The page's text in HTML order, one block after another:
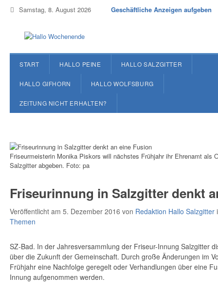
Samstag, 8. August 2026 Geschäftliche Anzeigen aufgeben
START HALLO PEINE HALLO SALZGITTER
HALLO GIFHORN HALLO WOLFSBURG
ZEITUNG NICHT ERHALTEN?
Friseurmeisterin Monika Piskors will nächstes Frühjahr ihr Ehrenamt als
Salzgitter abgeben. Foto: pa
Friseurinnung in Salzgitter denkt
Veröffentlicht am 5. Dezember 2016 von Redaktion Hallo Salzgitter
Themen
SZ-Bad. In der Jahresversammlung der Friseur-Innung Salzgitter
über die Zukunft der Gemeinschaft. Durch große Änderungen im
Frühjahr eine Nachfolge geregelt oder Verhandlungen über eine
Innung aufgenommen werden.